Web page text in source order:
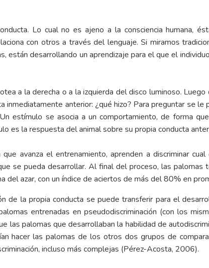
Lo cual no es ajeno a la consciencia humana,
con otros a través del lenguaje. Si miramos
desarrollando un aprendizaje para el que el
a la derecha o a la izquierda del disco luminoso. Luego
inmediatamente anterior: ¿qué hizo? Para preguntar se le
estímulo se asocia a un comportamiento, de forma
es la respuesta del animal sobre su propia conducta
avanza el entrenamiento, aprenden a discriminar cual
se pueda desarrollar. Al final del proceso, las palomas
del azar, con un índice de aciertos de más del 80% en
de la propia conducta se puede transferir para el
entrenadas en pseudodiscriminación (con los
las palomas que desarrollaban la habilidad de
hacer las palomas de los otros dos grupos de
incluso más complejas (Pérez-Acosta, 2006).